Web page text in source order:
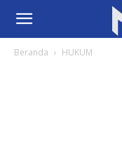
Beranda HUKUM